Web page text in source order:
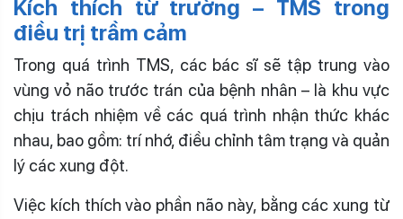
Kích thích từ trường – TMS trong
điều trị trầm cảm
Trong quá trình TMS, các bác sĩ sẽ tập trung vào
vùng vỏ não trước trán của bệnh nhân – là khu vực
chịu trách nhiệm về các quá trình nhận thức khác
nhau, bao gồm: trí nhớ, điều chỉnh tâm trạng và quản
lý các xung đột.
Việc kích thích vào phần não này, bằng các xung từ